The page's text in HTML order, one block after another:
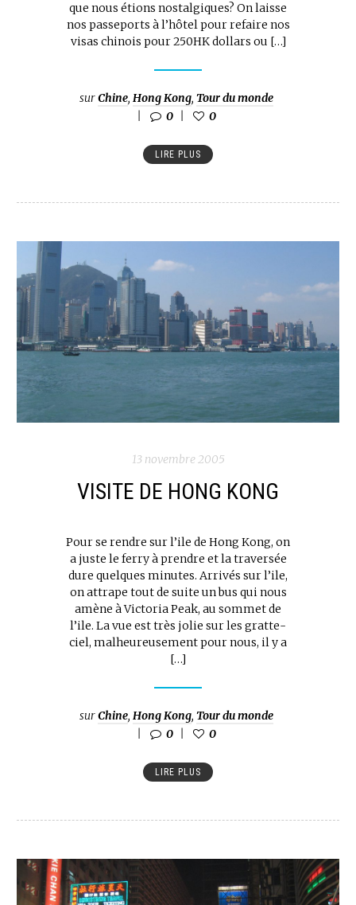
que nous étions nostalgiques? On laisse
nos passeports à l’hôtel pour refaire nos
visas chinois pour 250HK dollars ou […]
surChine, Hong Kong, Tour du monde
0
0
LIRE PLUS
13 novembre 2005
VISITE DE HONG KONG
Pour se rendre sur l’ile de Hong Kong, on
a juste le ferry à prendre et la traversée
dure quelques minutes. Arrivés sur l’ile,
on attrape tout de suite un bus qui nous
amène à Victoria Peak, au sommet de
l’ile. La vue est très jolie sur les gratte-
ciel, malheureusement pour nous, il y a
[…]
surChine, Hong Kong, Tour du monde
0
0
LIRE PLUS